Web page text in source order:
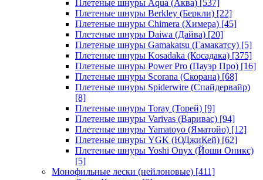
Плетеные шнуры Aqua (Аква) [537]
Плетеные шнуры Berkley (Беркли) [22]
Плетеные шнуры Chimera (Химера) [45]
Плетеные шнуры Daiwa (Дайва) [20]
Плетеные шнуры Gamakatsu (Гамакатсу) [5]
Плетеные шнуры Kosadaka (Косадака) [375]
Плетеные шнуры Power Pro (Пауэр Про) [16]
Плетеные шнуры Scorana (Скорана) [68]
Плетеные шнуры Spiderwire (Спайдервайр)
[8]
Плетеные шнуры Toray (Торей) [9]
Плетеные шнуры Varivas (Варивас) [94]
Плетеные шнуры Yamatoyo (Яматойо) [12]
Плетеные шнуры YGK (ЮДжиКей) [62]
Плетеные шнуры Yoshi Onyx (Йоши Оникс)
[5]
Монофильные лески (нейлоновые) [411]